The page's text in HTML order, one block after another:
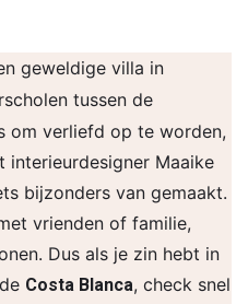
geweldige villa in
tussen de
om verliefd op te worden,
Maaike
bijzonders van gemaakt.
vrienden of familie,
Dus als je zin hebt in
Costa Blanca, check snel